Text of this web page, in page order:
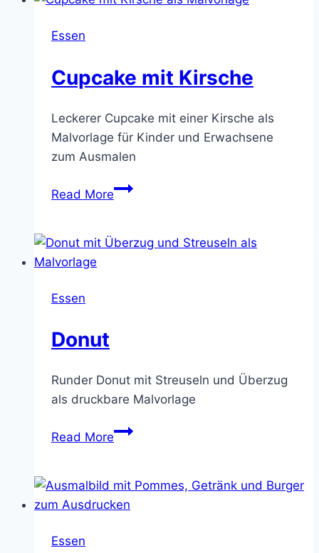
Essen
Cupcake mit Kirsche
Leckerer Cupcake mit einer Kirsche als
Malvorlage für Kinder und Erwachsene
zum Ausmalen
Read MoreCupcake
Essen
Donut
Runder Donut mit Streuseln und Überzug
als druckbare Malvorlage
Read MoreDonut
Essen